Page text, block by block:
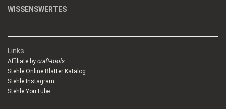
WISSENSWERTES
Links
Affiliate by craft-tools
Stehle Online Blätter Katalog
Stehle Instagram
Stehle YouTube